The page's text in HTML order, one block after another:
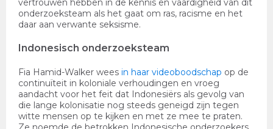
vertrouwen hebben in de kennis en vaardigheid van dit
onderzoeksteam als het gaat om ras, racisme en het
daar aan verwante seksisme.
Indonesisch onderzoeksteam
Fia Hamid-Walker wees in haar videoboodschap op de
continuïteit in koloniale verhoudingen en vroeg
aandacht voor het feit dat Indonesiërs als gevolg van
die lange kolonisatie nog steeds geneigd zijn tegen
witte mensen op te kijken en met ze mee te praten.